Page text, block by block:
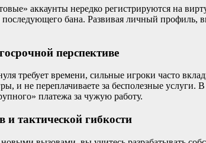
аккаунты нередко регистрируются на
бана. Развивая личный профиль,
перспективе
требует времени, сильные игроки часто
и не переплачиваете за бесполезные услуги.
платежа за чужую работу.
и тактической гибкости